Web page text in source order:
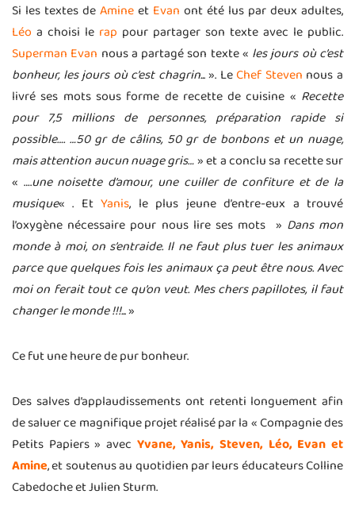
Si les textes de Amine et Evan ont été lus par deux adultes,
Léo a choisi le rap pour partager son texte avec le public.
Superman Evan nous a partagé son texte « les jours où c’est
bonheur, les jours où c’est chagrin... ». LeChef Steven nous a
livré ses mots sous forme de recette de cuisine « Recette
pour 7,5 millions de personnes, préparation rapide si
possible…. …50 gr de câlins, 50 gr de bonbons et un nuage,
mais attention aucun nuage gris…» et a conclu sa recette sur
« ….une noisette d’amour, une cuiller de confiture et de la
musique« . EtYanis, le plus jeune d’entre-eux a trouvé
l’oxygène nécessaire pour nous lire ses mots » Dans mon
monde à moi, on s’entraide. Il ne faut plus tuer les animaux
parce que quelques fois les animaux ça peut être nous. Avec
moi on ferait tout ce qu’on veut. Mes chers papillotes, il faut
changer le monde !!!... »
Ce fut une heure de pur bonheur.
Des salves d’applaudissements ont retenti longuement afin
de saluer ce magnifique projet réalisé par la « Compagnie des
Petits Papiers » avec Yvane, Yanis, Steven, Léo, Evan et
Amine, et soutenus au quotidien par leurs éducateurs Colline
Cabedoche et Julien Sturm.